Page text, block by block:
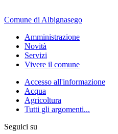
Comune di Albignasego
Amministrazione
Novità
Servizi
Vivere il comune
Accesso all'informazione
Acqua
Agricoltura
Tutti gli argomenti...
Seguici su